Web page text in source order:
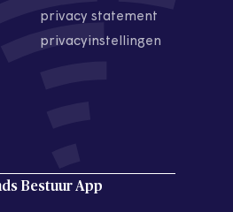
privacy statement
privacyinstellingen
Bestuur App